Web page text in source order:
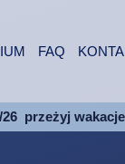
FAQ
przeżyj